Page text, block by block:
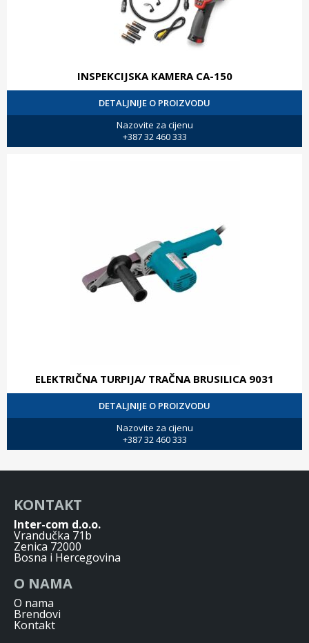
INSPEKCIJSKA KAMERA CA-150
DETALJNIJE O PROIZVODU
Nazovite za cijenu
+387 32 460 333
ELEKTRIČNA TURPIJA/ TRAČNA BRUSILICA 9031
DETALJNIJE O PROIZVODU
Nazovite za cijenu
+387 32 460 333
KONTAKT
Inter-com d.o.o.
Vrandučka 71b
Zenica 72000
Bosna i Hercegovina
O NAMA
O nama
Brendovi
Kontakt